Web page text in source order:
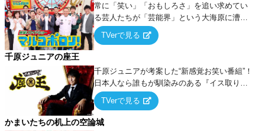
常に「笑い」「おもしろさ」を追い求めてい
る芸人たちが「芸能界」という大海原に漕ぎ
出でて、新たなオモシロ人間を発掘する！
TVerで見る
千原ジュニアの座王
千原ジュニアが考案した“新感覚お笑い番組”！
日本人なら誰もが馴染みのある『イス取りゲ
ーム』をベースに、大喜利・ギャグ・モノボ
ケ・歌…など様々なお題で芸人がショートネ
タを競い合う！
TVerで見る
かまいたちの机上の空論城